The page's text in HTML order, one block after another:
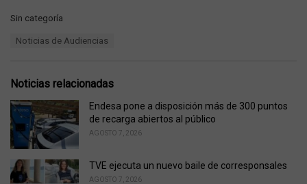
C
o
r
i
e
s
Sin categoría
:
Noticias de Audiencias
Noticias relacionadas
Endesa pone a disposición más de 300 puntos
de recarga abiertos al público
AGOSTO 7, 2026
TVE ejecuta un nuevo baile de corresponsales
AGOSTO 7, 2026